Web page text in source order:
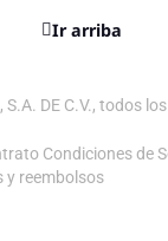
Ir arriba
DE C.V., todos
Condiciones de
y reembolsos